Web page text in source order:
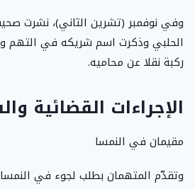
وفي نوفمبر (تشرين الثاني)، نشرت
الحلبي وذكرت اسم شريكه في التهم
ركبة نقلا عن محاميه.
الإجراءات القضائية
مقيمان في النمسا